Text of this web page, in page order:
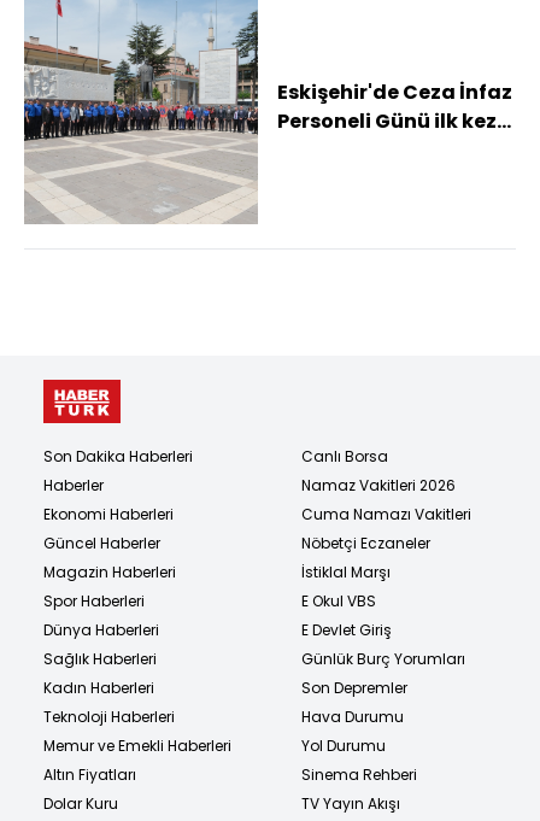
Eskişehir'de Ceza İnfaz
Personeli Günü ilk kez
Son Dakika Haberleri
Haberler
Ekonomi Haberleri
Güncel Haberler
Magazin Haberleri
Spor Haberleri
Dünya Haberleri
Sağlık Haberleri
Kadın Haberleri
Teknoloji Haberleri
Memur ve Emekli Haberleri
Altın Fiyatları
Dolar Kuru
Canlı Borsa
Namaz Vakitleri 2026
Cuma Namazı Vakitleri
Nöbetçi Eczaneler
İstiklal Marşı
E Okul VBS
E Devlet Giriş
Günlük Burç Yorumları
Son Depremler
Hava Durumu
Yol Durumu
Sinema Rehberi
TV Yayın Akışı